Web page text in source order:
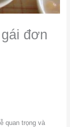
đơn
quan trọng và